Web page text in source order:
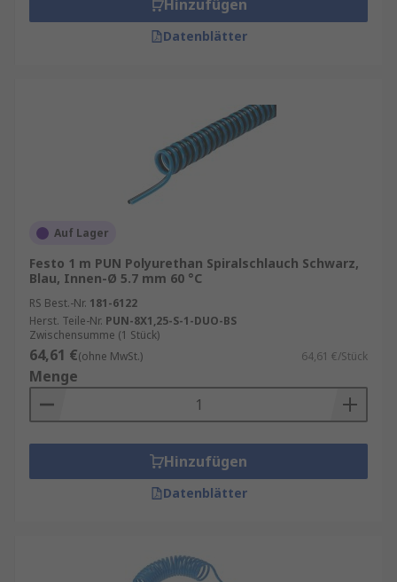
Hinzufügen
Datenblätter
Auf Lager
Festo 1 m PUN Polyurethan Spiralschlauch Schwarz,
Blau, Innen-Ø 5.7 mm 60 °C
RS Best.-Nr. 181-6122
Herst. Teile-Nr. PUN-8X1,25-S-1-DUO-BS
Zwischensumme (1 Stück)
64,61 €(ohne MwSt.) 64,61 €/Stück
Menge
Hinzufügen
Datenblätter